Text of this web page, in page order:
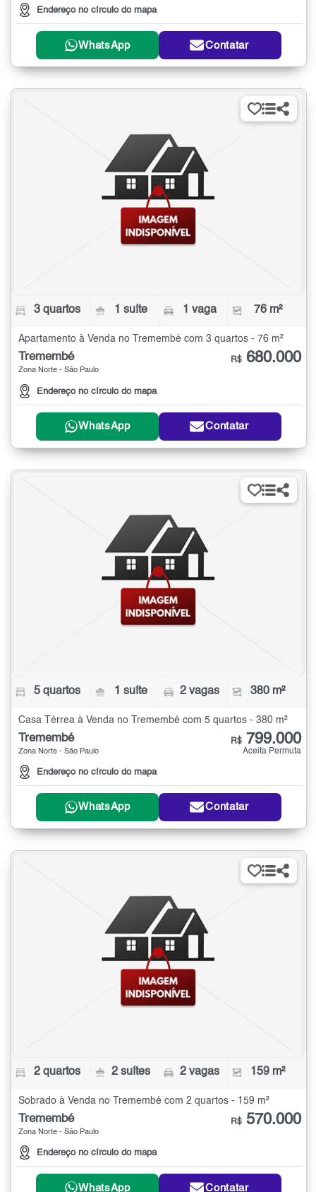
Endereço no círculo do mapa
WhatsApp Contatar
3 quartos 1 suíte 1 vaga 76 m²
Apartamento à Venda no Tremembé com 3 quartos - 76 m²
Tremembé
Zona Norte - São Paulo
Endereço no círculo do mapa
R$ 680.000
WhatsApp Contatar
5 quartos 1 suíte 2 vagas 380 m²
Casa Térrea à Venda no Tremembé com 5 quartos - 380 m²
Tremembé
Zona Norte - São Paulo
Endereço no círculo do mapa
R$ 799.000
Aceita Permuta
WhatsApp Contatar
2 quartos 2 suítes 2 vagas 159 m²
Sobrado à Venda no Tremembé com 2 quartos - 159 m²
Tremembé
Zona Norte - São Paulo
Endereço no círculo do mapa
R$ 570.000
WhatsApp Contatar